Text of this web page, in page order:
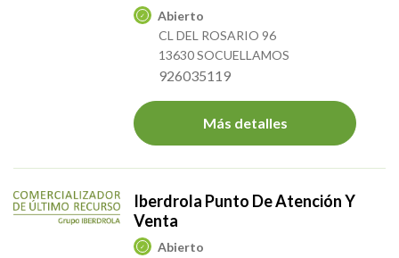
Abierto
CL DEL ROSARIO 96
13630 SOCUELLAMOS
926035119
Más detalles
Iberdrola Punto De Atención Y
Venta
Abierto